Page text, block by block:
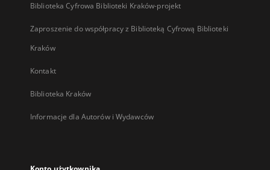
Biblioteka Cyfrowa Biblioteki Kraków-projekt
Zaproszenie do współpracy z Biblioteką Cyfrową Biblioteki
Kraków
Kontakt
Biblioteka Kraków
Informacje dla Autorów i Wydawców